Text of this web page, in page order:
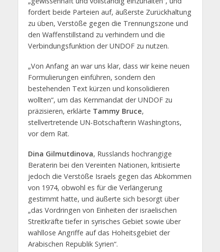
fordert beide Parteien auf, äußerste Zurückhaltung
zu üben, Verstöße gegen die Trennungszone und
den Waffenstillstand zu verhindern und die
Verbindungsfunktion der UNDOF zu nutzen.
„Von Anfang an war uns klar, dass wir keine neuen
Formulierungen einführen, sondern den
bestehenden Text kürzen und konsolidieren
wollten“, um das Kernmandat der UNDOF zu
präzisieren, erklärte Tammy Bruce,
stellvertretende UN-Botschafterin Washingtons,
vor dem Rat.
Dina Gilmutdinova, Russlands hochrangige
Beraterin bei den Vereinten Nationen, kritisierte
jedoch die Verstöße Israels gegen das Abkommen
von 1974, obwohl es für die Verlängerung
gestimmt hatte, und äußerte sich besorgt über
„das Vordringen von Einheiten der israelischen
Streitkräfte tiefer in syrisches Gebiet sowie über
wahllose Angriffe auf das Hoheitsgebiet der
Arabischen Republik Syrien“.